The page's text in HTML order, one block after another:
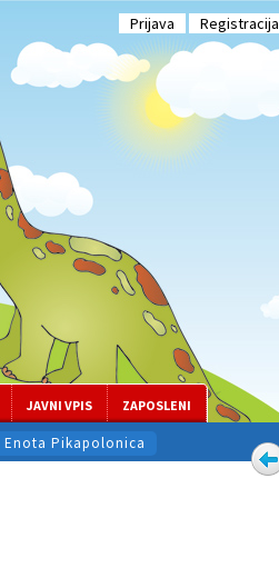
Prijava Registracija
JAVNI VPIS ZAPOSLENI
Enota Pikapolonica